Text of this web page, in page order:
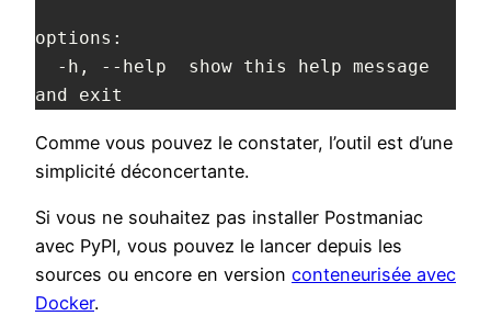
options:
and exit
Comme vous pouvez le constater, l’outil est d’une
simplicité déconcertante.
Si vous ne souhaitez pas installer Postmaniac
avec PyPI, vous pouvez le lancer depuis les
sources ou encore en version conteneurisée avec
Docker.